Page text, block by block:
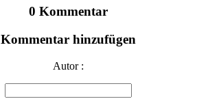
0 Kommentar
Kommentar hinzufügen
Autor :